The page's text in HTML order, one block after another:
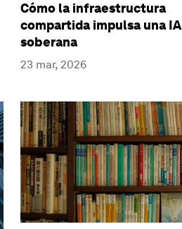
Cómo la infraestructura
compartida impulsa una IA
soberana
23 mar, 2026